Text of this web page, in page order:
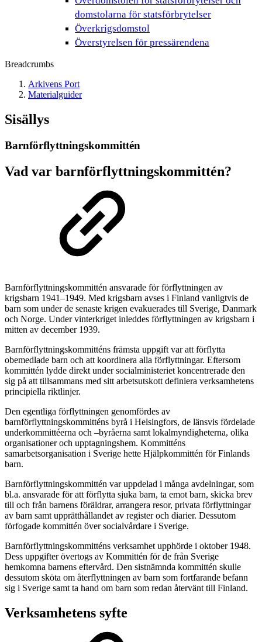
domstolarna för statsförbrytelser
Överkrigsdomstol
Överstyrelsen för pressärendena
Breadcrumbs
Arkivens Port
Materialguider
Sisällys
Barnförflyttningskommittén
Vad var barnförflyttningskommittén?
Barnförflyttningskommittén ansvarade för förflyttningen av
krigsbarn 1941–1949. Med krigsbarn avses i Finland vanligtvis de
barn som under de senaste krigen evakuerades till Sverige, Danmark
och Norge. Under vinterkriget inleddes förflyttningen av krigsbarn i
mitten av december 1939.
Barnförflyttningskommitténs främsta uppgift var att förflytta
obemedlade barn och att koordinera alla förflyttningar. Eftersom
kommittén lydde direkt under socialministeriet koncentrerade den
sig på att tillsammans med sitt arbetsutskott definiera verksamhetens
principiella riktlinjer.
Den egentliga förflyttningen genomfördes av
barnförflyttningskommitténs byrå i Helsingfors, de länsvis fördelade
underkommittéerna och –byråerna samt lokalmyndigheterna, olika
organisationer och upptagningshem. Kommitténs
samarbetsorganisation i Sverige hette Hjälpkommittén för Finlands
barn.
Barnförflyttningskommittén var uppdelad i många avdelningar, som
bl.a. ansvarade för att förflytta sjuka barn, ta emot barn, skicka brev
till och från barnens föräldrar, arrangera resor, privata förflyttningar
av barn samt upprätthållandet av register och diarier. Dessutom
förfogade kommittén över socialvårdare i Sverige.
Barnförflyttningskommitténs verksamhet upphörde i oktober 1948.
Dess uppgifter övertogs av Kommittén för de från Sverige
hemkomna barnens eftervård. Den sistnämnda kommittén skulle
dessutom sköta om återflyttningen av barn som fortfarande befann
sig i Sverige samt ta hand om barn som redan återvänt till Finland.
Verksamhetens syfte